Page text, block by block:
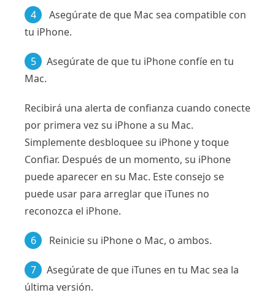
4
Asegúrate de que Mac sea compatible con
tu iPhone.
5
Asegúrate de que tu iPhone confíe en tu
Mac.
Recibirá una alerta de confianza cuando conecte
por primera vez su iPhone a su Mac.
Simplemente desbloquee su iPhone y toque
Confiar. Después de un momento, su iPhone
puede aparecer en su Mac. Este consejo se
puede usar para arreglar que iTunes no
reconozca el iPhone.
6 Reinicie su iPhone o Mac, o ambos.
7
Asegúrate de que iTunes en tu Mac sea la
última versión.